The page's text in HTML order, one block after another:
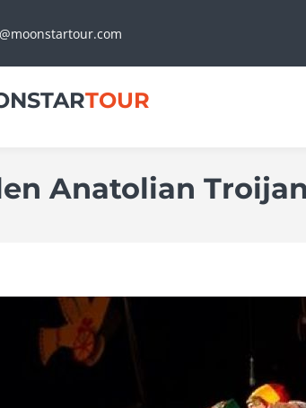
TOUR
Anatolian